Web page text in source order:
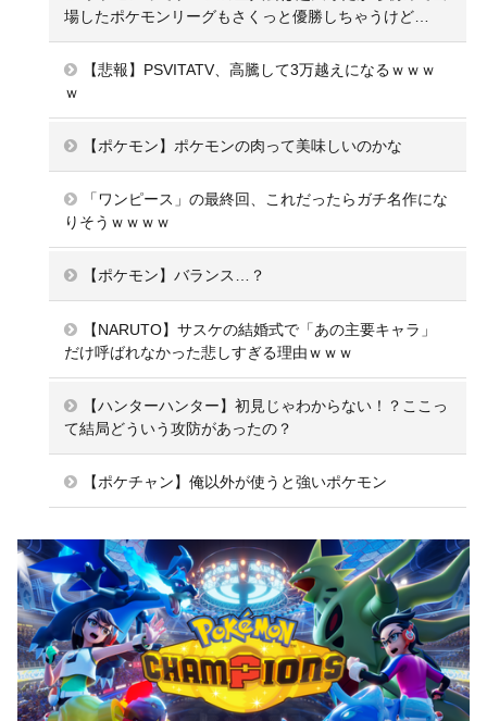
場したポケモンリーグもさくっと優勝しちゃうけど…
【悲報】PSVITATV、高騰して3万越えになるｗｗｗ
ｗ
【ポケモン】ポケモンの肉って美味しいのかな
「ワンピース」の最終回、これだったらガチ名作にな
りそうｗｗｗｗ
【ポケモン】バランス…？
【NARUTO】サスケの結婚式で「あの主要キャラ」
だけ呼ばれなかった悲しすぎる理由ｗｗｗ
【ハンターハンター】初見じゃわからない！？ここっ
て結局どういう攻防があったの？
【ポケチャン】俺以外が使うと強いポケモン